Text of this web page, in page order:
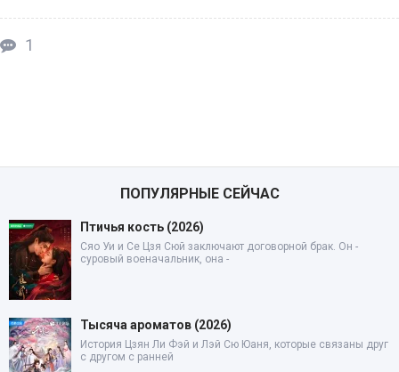
1
ПОПУЛЯРНЫЕ СЕЙЧАС
Птичья кость (2026)
Сяо Уи и Се Цзя Сюй заключают договорной брак. Он -
суровый военачальник, она -
Тысяча ароматов (2026)
История Цзян Ли Фэй и Лэй Сю Юаня, которые связаны друг
с другом с ранней